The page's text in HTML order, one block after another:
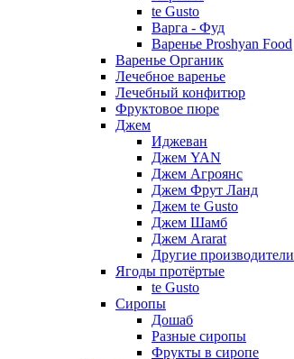
te Gusto
Варга - Фуд
Варенье Proshyan Food
Варенье Органик
Лечебное варенье
Лечебный конфитюр
Фруктовое пюре
Джем
Иджеван
Джем YAN
Джем Агроянс
Джем Фрут Ланд
Джем te Gusto
Джем Шамб
Джем Ararat
Другие производители
Ягоды протёртые
te Gusto
Сиропы
Дошаб
Разные сиропы
Фрукты в сиропе